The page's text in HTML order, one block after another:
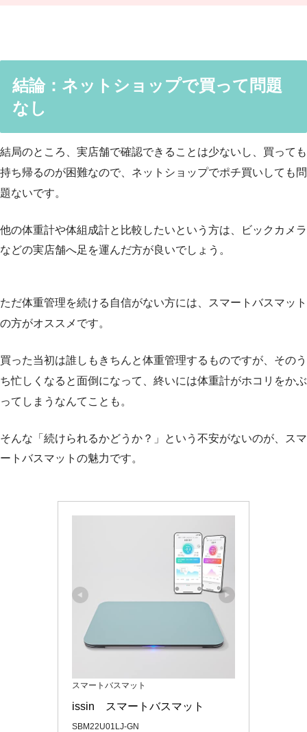
結論：ネットショップで買って問題
なし
結局のところ、実店舗で確認できることは少ないし、買っても
持ち帰るのが困難なので、ネットショップでポチ買いしても問
題ないです。
他の体重計や体組成計と比較したいという方は、ビックカメラ
などの実店舗へ足を運んだ方が良いでしょう。
ただ体重管理を続ける自信がない方には、スマートバスマット
の方がオススメです。
買った当初は誰しもきちんと体重管理するものですが、そのう
ち忙しくなると面倒になって、終いには体重計がホコリをかぶ
ってしまうなんてことも。
そんな「続けられるかどうか？」という不安がないのが、スマ
ートバスマットの魅力です。
スマートバスマット
issin　スマートバスマット
SBM22U01LJ-GN